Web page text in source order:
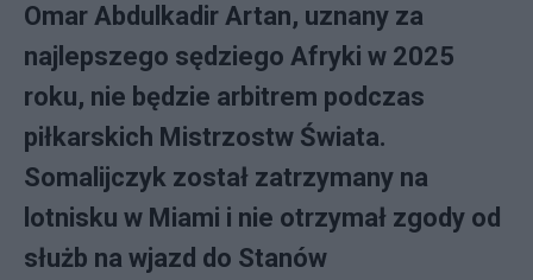
Omar Abdulkadir Artan, uznany za
najlepszego sędziego Afryki w 2025
roku, nie będzie arbitrem podczas
piłkarskich Mistrzostw Świata.
Somalijczyk został zatrzymany na
lotnisku w Miami i nie otrzymał zgody od
służb na wjazd do Stanów